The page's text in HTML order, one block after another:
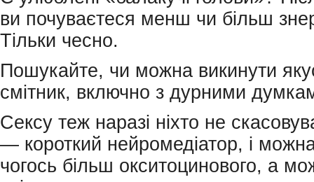
ви почуваєтеся менш чи більш
Тільки чесно.
Пошукайте, чи можна викинути
смітник, включно з дурними
Сексу теж наразі ніхто не
— короткий нейромедіатор, і можна
чогось більш окситоцинового, а